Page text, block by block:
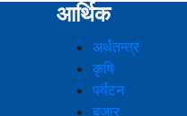
आर्थिक
अर्थतन्त्र
कृषि
पर्यटन
बजार